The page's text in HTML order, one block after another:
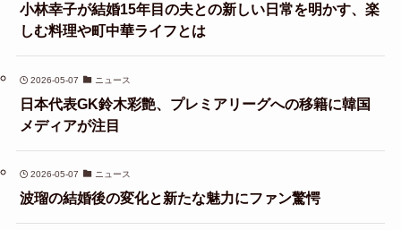
小林幸子が結婚15年目の夫との新しい日常を明かす、楽
しむ料理や町中華ライフとは
2026-05-07 ニュース
日本代表GK鈴木彩艶、プレミアリーグへの移籍に韓国
メディアが注目
2026-05-07 ニュース
波瑠の結婚後の変化と新たな魅力にファン驚愕